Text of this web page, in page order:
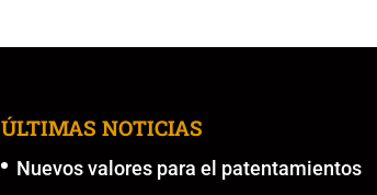
ÚLTIMAS NOTICIAS
Nuevos valores para el patentamientos